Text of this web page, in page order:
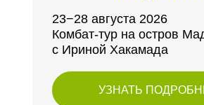
УЗНАТЬ
23−28 августа 2026
Комбат-тур на остров
с Ириной Хакамада